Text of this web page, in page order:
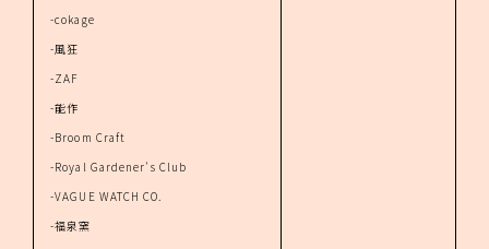
-cokage
-風狂
-ZAF
-能作
-Broom Craft
-Royal Gardener's Club
-VAGUE WATCH CO.
-福泉窯